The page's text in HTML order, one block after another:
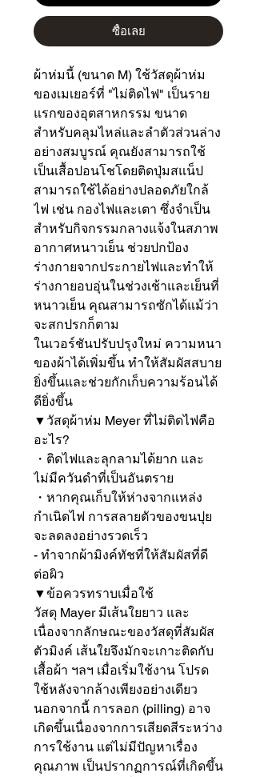
ซื้อเลย
ผ้าห่มนี้ (ขนาด M) ใช้วัสดุผ้าห่ม
ของเมเยอร์ที่ "ไม่ติดไฟ" เป็นราย
แรกของอุตสาหกรรม ขนาด
สำหรับคลุมไหล่และลำตัวส่วนล่าง
อย่างสมบูรณ์ คุณยังสามารถใช้
เป็นเสื้อปอนโชโดยติดปุ่มสแน็ป
สามารถใช้ได้อย่างปลอดภัยใกล้
ไฟ เช่น กองไฟและเตา ซึ่งจำเป็น
สำหรับกิจกรรมกลางแจ้งในสภาพ
อากาศหนาวเย็น ช่วยปกป้อง
ร่างกายจากประกายไฟและทำให้
ร่างกายอบอุ่นในช่วงเช้าและเย็นที่
หนาวเย็น คุณสามารถซักได้แม้ว่า
จะสกปรกก็ตาม
ในเวอร์ชันปรับปรุงใหม่ ความหนา
ของผ้าได้เพิ่มขึ้น ทำให้สัมผัสสบาย
ยิ่งขึ้นและช่วยกักเก็บความร้อนได้
ดียิ่งขึ้น
▼วัสดุผ้าห่ม Meyer ที่ไม่ติดไฟคือ
อะไร?
・ติดไฟและลุกลามได้ยาก และ
ไม่มีควันดำที่เป็นอันตราย
・หากคุณเก็บให้ห่างจากแหล่ง
กำเนิดไฟ การสลายตัวของขนปุย
จะลดลงอย่างรวดเร็ว
- ทำจากผ้ามิงค์ทัชที่ให้สัมผัสที่ดี
ต่อผิว
▼ข้อควรทราบเมื่อใช้
วัสดุ Mayer มีเส้นใยยาว และ
เนื่องจากลักษณะของวัสดุที่สัมผัส
ตัวมิงค์ เส้นใยจึงมักจะเกาะติดกับ
เสื้อผ้า ฯลฯ เมื่อเริ่มใช้งาน โปรด
ใช้หลังจากล้างเพียงอย่างเดียว
นอกจากนี้ การลอก (pilling) อาจ
เกิดขึ้นเนื่องจากการเสียดสีระหว่าง
การใช้งาน แต่ไม่มีปัญหาเรื่อง
คุณภาพ เป็นปรากฏการณ์ที่เกิดขึ้น